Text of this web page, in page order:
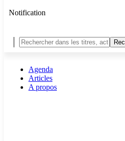
Notification
Agenda
Articles
A propos